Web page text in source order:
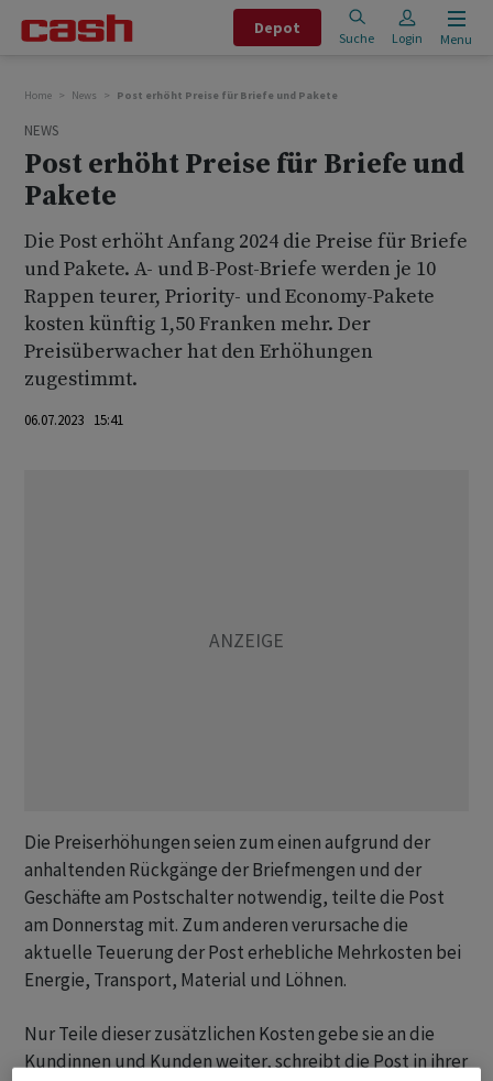
Depot
Suche Login Menu
Home News Post erhöht Preise für Briefe und Pakete
NEWS
Post erhöht Preise für Briefe und
Pakete
Die Post erhöht Anfang 2024 die Preise für Briefe
und Pakete. A- und B-Post-Briefe werden je 10
Rappen teurer, Priority- und Economy-Pakete
kosten künftig 1,50 Franken mehr. Der
Preisüberwacher hat den Erhöhungen
zugestimmt.
06.07.2023 15:41
Die Preiserhöhungen seien zum einen aufgrund der
anhaltenden Rückgänge der Briefmengen und der
Geschäfte am Postschalter notwendig, teilte die Post
am Donnerstag mit. Zum anderen verursache die
aktuelle Teuerung der Post erhebliche Mehrkosten bei
Energie, Transport, Material und Löhnen.
Nur Teile dieser zusätzlichen Kosten gebe sie an die
Kundinnen und Kunden weiter, schreibt die Post in ihrer